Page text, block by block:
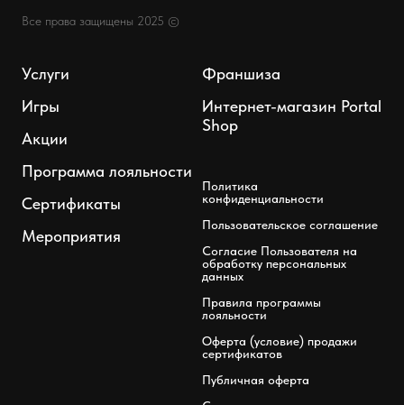
Все права защищены 2025 ©
Услуги
Игры
Акции
Программа лояльности
Сертификаты
Мероприятия
Франшиза
Интернет-магазин Portal
Shop
Политика
конфиденциальности
Пользовательское соглашение
Согласие Пользователя на
обработку персональных
данных
Правила программы
лояльности
Оферта (условие) продажи
сертификатов
Публичная оферта